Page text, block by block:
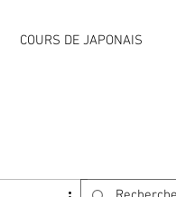
COURS DE JAPONAIS